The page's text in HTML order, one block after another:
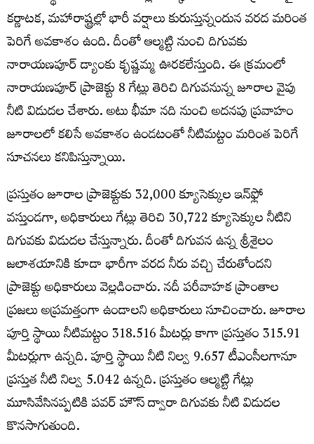
కర్ణాటక, మహారాష్ట్రల్లో భారీ వర్షాలు కురుస్తున్నందున వరద మరింత
పెరిగే అవకాశం ఉంది. దీంతో ఆల్మట్టి నుంచి‌ దిగువకు
నారాయణపూర్‌ డ్యాంకు కృష్ణమ్మ ఊరకలేస్తుంది. ఈ క్రమంలో
నారాయణపూర్‌ ప్రాజెక్టు 8 గేట్లు తెరిచి దిగువనున్న జూరాల వైపు
నీటి విడుదల చేశారు. అటు భీమా నది నుంచి అదనపు ప్రవాహం
జూరాలలో కలిసే అవకాశం ఉండటంతో నీటిమట్టం మరింత పెరిగే
సూచనలు కనిపిస్తున్నాయి.
ప్రస్తుతం జూరాల ప్రాజెక్టుకు 32,000 క్యూసెక్కుల ఇన్‌ఫ్లో
వస్తుండగా, అధికారులు గేట్లు తెరిచి 30,722 క్యూసెక్కుల నీటిని
దిగువకు విడుదల చేస్తున్నారు. దీంతో దిగువన ఉన్న శ్రీశైలం
జలాశయానికి కూడా భారీగా వరద నీరు వచ్చి చేరుతోందని
ప్రాజెక్టు అధికారులు వెల్లడించారు. నదీ పరీవాహక ప్రాంతాల
ప్రజలు అప్రమత్తంగా ఉండాలని అధికారులు సూచించారు. జూరాల
పూర్తి స్థాయి నీటిమట్టం 318.516 మీటర్లు కాగా ప్రస్తుతం 315.91
మీటర్లుగా ఉన్నది. పూర్తి స్థాయి నీటి నిల్వ 9.657 టీఎంసీలగానూ
ప్రస్తుత నీటి నిల్వ 5.042 ఉన్నది. ప్రస్తుతం ఆల్మట్టి గేట్లు
మూసివేసినప్పటికి పవర్ హౌస్ ద్వారా దిగువకు నీటి విడుదల
కొనసాగుతుంది.